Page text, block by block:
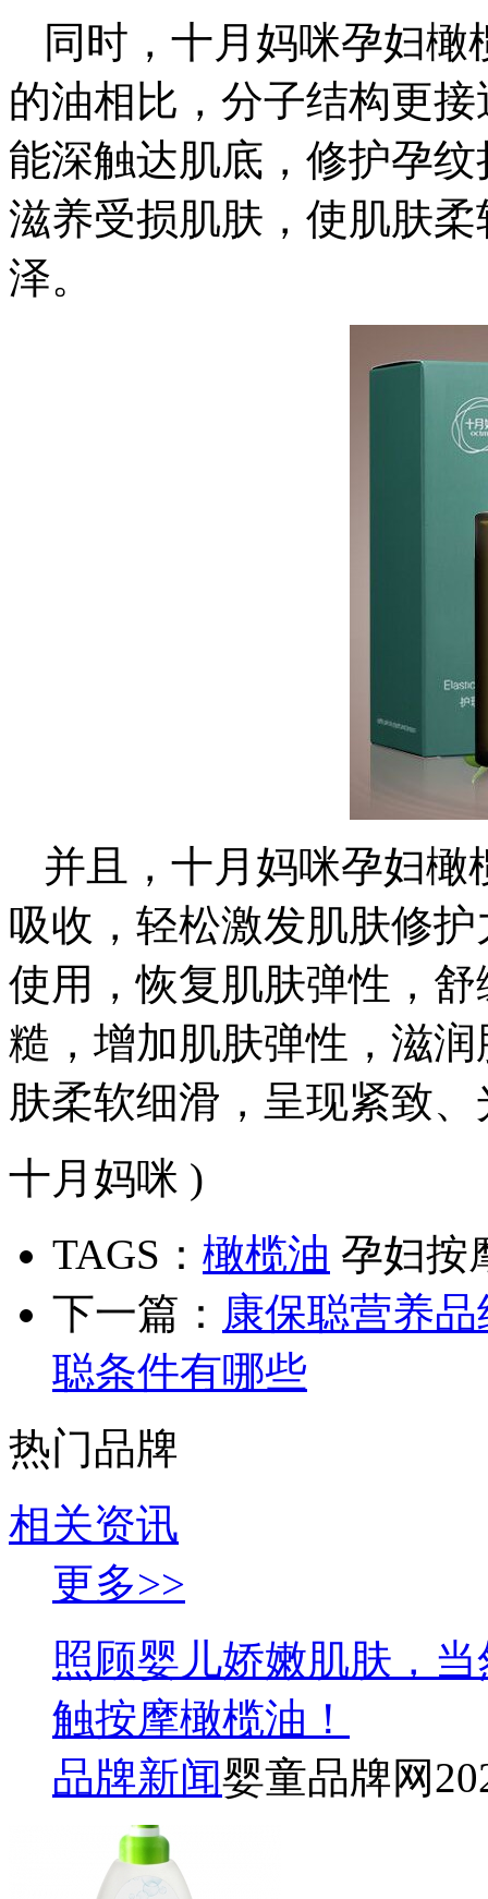
同时，十月妈咪孕妇
的油相比，分子结构更
能深触达肌底，修护孕
滋养受损肌肤，使肌肤
泽。
并且，十月妈咪孕妇
吸收，轻松激发肌肤修
使用，恢复肌肤弹性，
糙，增加肌肤弹性，滋
肤柔软细滑，呈现紧致
十月妈咪 )
TAGS： 橄榄油 孕妇按
下一篇： 康保聪营养
聪条件有哪些
热门品牌
相关资讯
更多>>
照顾婴儿娇嫩肌肤，
触按摩橄榄油！
品牌新闻婴童品牌网